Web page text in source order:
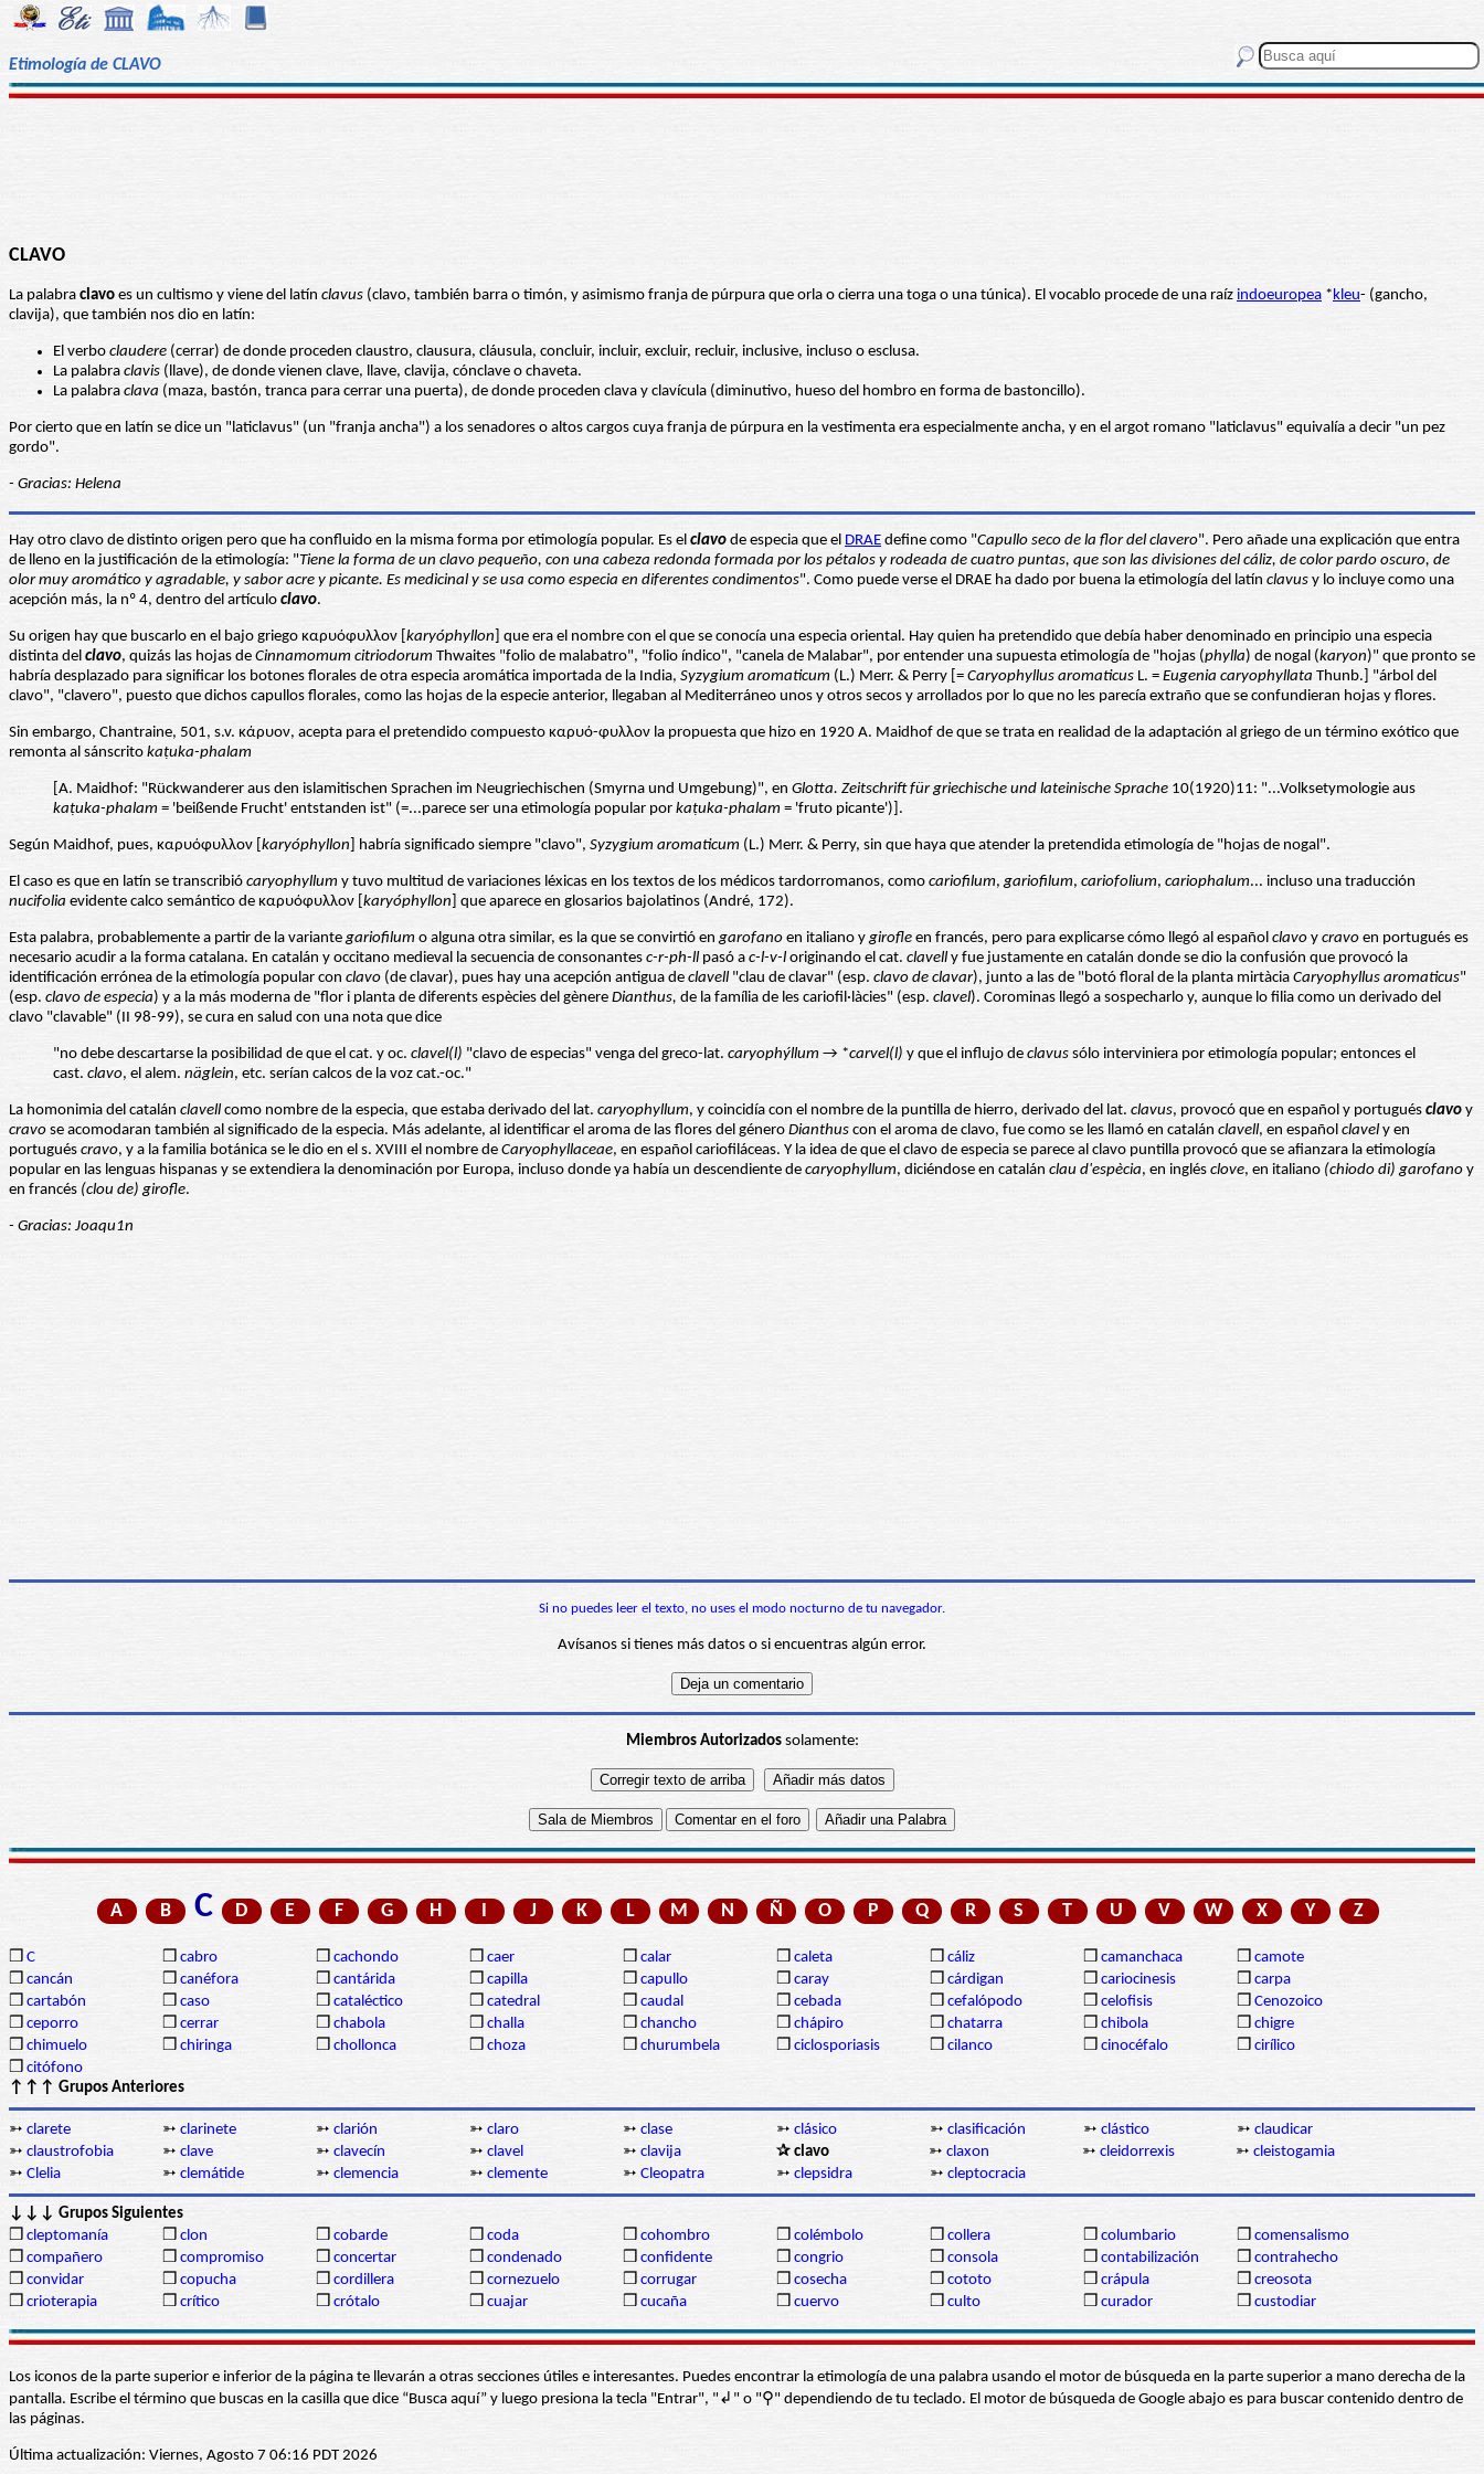
Etimología de CLAVO
CLAVO
La palabra clavo es un cultismo y viene del latín clavus (clavo, también barra o timón, y asimismo franja de púrpura que orla o cierra una toga o una túnica). El vocablo procede de una raíz indoeuropea *kleu- (gancho,
clavija), que también nos dio en latín:
El verbo claudere (cerrar) de donde proceden claustro, clausura, cláusula, concluir, incluir, excluir, recluir, inclusive, incluso o esclusa.
La palabra clavis (llave), de donde vienen clave, llave, clavija, cónclave o chaveta.
La palabra clava (maza, bastón, tranca para cerrar una puerta), de donde proceden clava y clavícula (diminutivo, hueso del hombro en forma de bastoncillo).
Por cierto que en latín se dice un "laticlavus" (un "franja ancha") a los senadores o altos cargos cuya franja de púrpura en la vestimenta era especialmente ancha, y en el argot romano "laticlavus" equivalía a decir "un pez
gordo".
- Gracias: Helena
Hay otro clavo de distinto origen pero que ha confluido en la misma forma por etimología popular. Es el clavo de especia que el DRAE define como "Capullo seco de la flor del clavero". Pero añade una explicación que entra
de lleno en la justificación de la etimología: "Tiene la forma de un clavo pequeño, con una cabeza redonda formada por los pétalos y rodeada de cuatro puntas, que son las divisiones del cáliz, de color pardo oscuro, de
olor muy aromático y agradable, y sabor acre y picante. Es medicinal y se usa como especia en diferentes condimentos". Como puede verse el DRAE ha dado por buena la etimología del latín clavus y lo incluye como una
acepción más, la nº 4, dentro del artículo clavo.
Su origen hay que buscarlo en el bajo griego καρυόφυλλον [ karyóphyllon ] que era el nombre con el que se conocía una especia oriental. Hay quien ha pretendido que debía haber denominado en principio una especia
distinta del clavo, quizás las hojas de Cinnamomum citriodorum Thwaites "folio de malabatro", "folio índico", "canela de Malabar", por entender una supuesta etimología de "hojas (phylla) de nogal (karyon)" que pronto se
habría desplazado para significar los botones florales de otra especia aromática importada de la India, Syzygium aromaticum (L.) Merr. & Perry [= Caryophyllus aromaticus L. = Eugenia caryophyllata Thunb.] "árbol del
clavo", "clavero", puesto que dichos capullos florales, como las hojas de la especie anterior, llegaban al Mediterráneo unos y otros secos y arrollados por lo que no les parecía extraño que se confundieran hojas y flores.
Sin embargo, Chantraine, 501, s.v. κάρυον, acepta para el pretendido compuesto καρυό-φυλλον la propuesta que hizo en 1920 A. Maidhof de que se trata en realidad de la adaptación al griego de un término exótico que
remonta al sánscrito kaṭuka-phalam
[A. Maidhof: "Rückwanderer aus den islamitischen Sprachen im Neugriechischen (Smyrna und Umgebung)", en Glotta. Zeitschrift für griechische und lateinische Sprache 10(1920)11: "...Volksetymologie aus
kaṭuka-phalam = 'beißende Frucht' entstanden ist" (=...parece ser una etimología popular por kaṭuka-phalam = 'fruto picante')].
Según Maidhof, pues, καρυόφυλλον [ karyóphyllon ] habría significado siempre "clavo", Syzygium aromaticum (L.) Merr. & Perry, sin que haya que atender la pretendida etimología de "hojas de nogal".
El caso es que en latín se transcribió caryophyllum y tuvo multitud de variaciones léxicas en los textos de los médicos tardorromanos, como cariofilum,gariofilum, cariofolium, cariophalum... incluso una traducción
nucifolia evidente calco semántico de καρυόφυλλον [ karyóphyllon ] que aparece en glosarios bajolatinos (André, 172).
Esta palabra, probablemente a partir de la variantegariofilum o alguna otra similar, es la que se convirtió engarofano en italiano ygirofle en francés, pero para explicarse cómo llegó al español clavo y cravo en portugués es
necesario acudir a la forma catalana. En catalán y occitano medieval la secuencia de consonantes c-r-ph-ll pasó a c-l-v-l originando el cat. clavell y fue justamente en catalán donde se dio la confusión que provocó la
identificación errónea de la etimología popular con clavo (de clavar), pues hay una acepción antigua de clavell "clau de clavar" (esp. clavo de clavar), junto a las de "botó floral de la planta mirtàcia Caryophyllus aromaticus"
(esp. clavo de especia) y a la más moderna de "flor i planta de diferents espècies del gènere Dianthus, de la família de les cariofil·làcies" (esp. clavel). Corominas llegó a sospecharlo y, aunque lo filia como un derivado del
clavo "clavable" (II 98-99), se cura en salud con una nota que dice
"no debe descartarse la posibilidad de que el cat. y oc. clavel(l) "clavo de especias" venga del greco-lat. caryophýllum → *carvel(l) y que el influjo de clavus sólo interviniera por etimología popular; entonces el
cast. clavo, el alem. näglein, etc. serían calcos de la voz cat.-oc."
La homonimia del catalán clavell como nombre de la especia, que estaba derivado del lat. caryophyllum, y coincidía con el nombre de la puntilla de hierro, derivado del lat. clavus, provocó que en español y portugués clavo y
cravo se acomodaran también al significado de la especia. Más adelante, al identificar el aroma de las flores del género Dianthus con el aroma de clavo, fue como se les llamó en catalán clavell, en español clavel y en
portugués cravo, y a la familia botánica se le dio en el s. XVIII el nombre de Caryophyllaceae, en español cariofiláceas. Y la idea de que el clavo de especia se parece al clavo puntilla provocó que se afianzara la etimología
popular en las lenguas hispanas y se extendiera la denominación por Europa, incluso donde ya había un descendiente de caryophyllum, diciéndose en catalán clau d'espècia, en inglés clove, en italiano (chiodo di) garofano y
en francés (clou de) girofle.
- Gracias: Joaqu1n
Si no puedes leer el texto, no uses el modo nocturno de tu navegador.
Avísanos si tienes más datos o si encuentras algún error.
Miembros Autorizadossolamente:
A B C D E F G H I J K L M N Ñ O P Q R S T U V W X Y Z
❒ C ❒ cabro ❒ cachondo ❒ caer ❒ calar ❒ caleta ❒ cáliz ❒ camanchaca ❒ camote
❒ cancán ❒ canéfora ❒ cantárida ❒ capilla ❒ capullo ❒ caray ❒ cárdigan ❒ cariocinesis ❒ carpa
❒ cartabón ❒ caso ❒ cataléctico ❒ catedral ❒ caudal ❒ cebada ❒ cefalópodo ❒ celofisis ❒ Cenozoico
❒ ceporro ❒ cerrar ❒ chabola ❒ challa ❒ chancho ❒ chápiro ❒ chatarra ❒ chibola ❒ chigre
❒ chimuelo ❒ chiringa ❒ chollonca ❒ choza ❒ churumbela ❒ ciclosporiasis ❒ cilanco ❒ cinocéfalo ❒ cirílico
❒ citófono
↑↑↑ Grupos Anteriores
➳ clarete ➳ clarinete ➳ clarión ➳ claro ➳ clase ➳ clásico ➳ clasificación ➳ clástico ➳ claudicar
➳ claustrofobia ➳ clave ➳ clavecín ➳ clavel ➳ clavija ✰ clavo ➳ claxon ➳ cleidorrexis ➳ cleistogamia
➳ Clelia ➳ clemátide ➳ clemencia ➳ clemente ➳ Cleopatra ➳ clepsidra ➳ cleptocracia
↓↓↓ Grupos Siguientes
❒ cleptomanía ❒ clon ❒ cobarde ❒ coda ❒ cohombro ❒ colémbolo ❒ collera ❒ columbario ❒ comensalismo
❒ compañero ❒ compromiso ❒ concertar ❒ condenado ❒ confidente ❒ congrio ❒ consola ❒ contabilización ❒ contrahecho
❒ convidar ❒ copucha ❒ cordillera ❒ cornezuelo ❒ corrugar ❒ cosecha ❒ cototo ❒ crápula ❒ creosota
❒ crioterapia ❒ crítico ❒ crótalo ❒ cuajar ❒ cucaña ❒ cuervo ❒ culto ❒ curador ❒ custodiar
Los iconos de la parte superior e inferior de la página te llevarán a otras secciones útiles e interesantes. Puedes encontrar la etimología de una palabra usando el motor de búsqueda en la parte superior a mano derecha de la
pantalla. Escribe el término que buscas en la casilla que dice “Busca aquí” y luego presiona la tecla "Entrar", "↲" o "⚲" dependiendo de tu teclado. El motor de búsqueda de Google abajo es para buscar contenido dentro de
las páginas.
Última actualización: Viernes, Agosto 7 06:16 PDT 2026